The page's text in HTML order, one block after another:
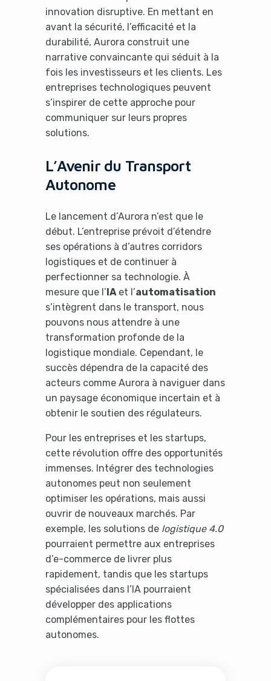
innovation disruptive. En mettant en
avant la sécurité, l’efficacité et la
durabilité, Aurora construit une
narrative convaincante qui séduit à la
fois les investisseurs et les clients. Les
entreprises technologiques peuvent
s’inspirer de cette approche pour
communiquer sur leurs propres
solutions.
L’Avenir du Transport
Autonome
Le lancement d’Aurora n’est que le
début. L’entreprise prévoit d’étendre
ses opérations à d’autres corridors
logistiques et de continuer à
perfectionner sa technologie. À
mesure que l’IAet l’automatisation
s’intègrent dans le transport, nous
pouvons nous attendre à une
transformation profonde de la
logistique mondiale. Cependant, le
succès dépendra de la capacité des
acteurs comme Aurora à naviguer dans
un paysage économique incertain et à
obtenir le soutien des régulateurs.
Pour les entreprises et les startups,
cette révolution offre des opportunités
immenses. Intégrer des technologies
autonomes peut non seulement
optimiser les opérations, mais aussi
ouvrir de nouveaux marchés. Par
exemple, les solutions de logistique 4.0
pourraient permettre aux entreprises
d’e-commerce de livrer plus
rapidement, tandis que les startups
spécialisées dans l’IA pourraient
développer des applications
complémentaires pour les flottes
autonomes.
Yes, I will turn off Ad-Blocker
No Thanks